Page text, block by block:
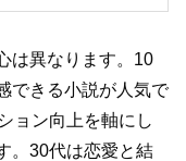
は異なります。10
できる小説が人気で
ョン向上を軸にし
。30代は恋愛と結